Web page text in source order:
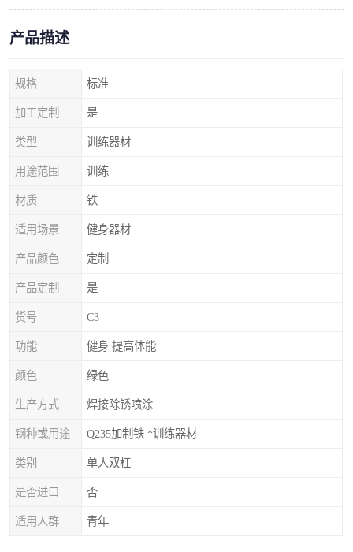
产品描述
规格 标准
加工定制 是
类型 训练器材
用途范围 训练
材质 铁
适用场景 健身器材
产品颜色 定制
产品定制 是
货号 C3
功能 健身 提高体能
颜色 绿色
生产方式 焊接除锈喷涂
钢种或用途 Q235加制铁 *训练器材
类别 单人双杠
是否进口 否
适用人群 青年